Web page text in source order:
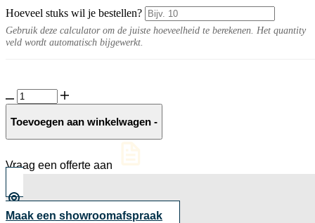
Hoeveel stuks wil je bestellen?
Gebruik deze calculator om de juiste hoeveelheid te berekenen. Het quantity
veld wordt automatisch bijgewerkt.
Palis
Splitton
Matterhorn
Toevoegen aan winkelwagen -
Vraag een offerte aan
Maak een showroomafspraak